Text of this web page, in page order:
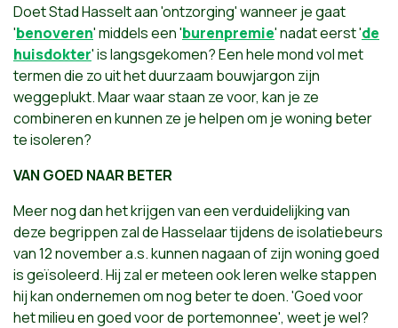
Doet Stad Hasselt aan 'ontzorging' wanneer je gaat
'benoveren' middels een 'burenpremie' nadat eerst 'de
huisdokter' is langsgekomen? Een hele mond vol met
termen die zo uit het duurzaam bouwjargon zijn
weggeplukt. Maar waar staan ze voor, kan je ze
combineren en kunnen ze je helpen om je woning beter
te isoleren?
VAN GOED NAAR BETER
Meer nog dan het krijgen van een verduidelijking van
deze begrippen zal de Hasselaar tijdens de isolatiebeurs
van 12 november a.s. kunnen nagaan of zijn woning goed
is geïsoleerd. Hij zal er meteen ook leren welke stappen
hij kan ondernemen om nog beter te doen. 'Goed voor
het milieu en goed voor de portemonnee', weet je wel?